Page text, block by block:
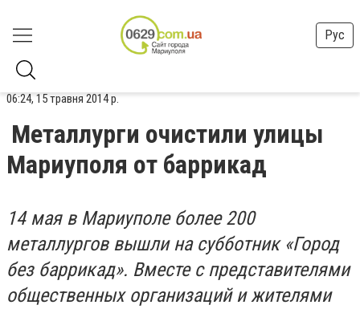
Рус
06:24, 15 травня 2014 р.
Металлурги очистили улицы
Мариуполя от баррикад
14 мая в Мариуполе более 200
металлургов вышли на субботник «Город
без баррикад». Вместе с представителями
общественных организаций и жителями